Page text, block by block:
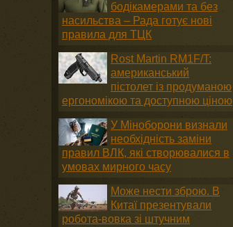
бодікамерами та без
насильства – Рада готує нові
правила для ТЦК
Rost Martin RM1F/T:
американський
пістолет із продуманою
ергономікою та доступною ціною
У Міноборони визнали
необхідність заміни
правил ВЛК, які створювалися в
умовах мирного часу
Може нести зброю. В
Китаї презентували
робота-вовка зі штучним